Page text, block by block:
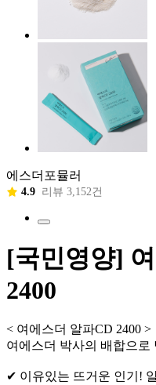
에스더포뮬러
4.9 리뷰 3,152건
[국민영양]
2400
< 여에스더 알파CD 2400 >
여에스더 박사의 배합으로
✔ 이유있는 뜨거운 인기!